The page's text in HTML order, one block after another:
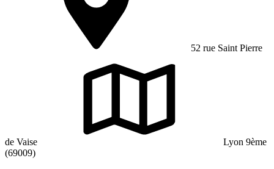
52 rue Saint Pierre
de Vaise
Lyon 9ème
(69009)